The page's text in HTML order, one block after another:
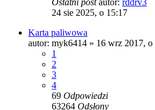
24 sie 2025, o 15:17
Karta paliwowa
autor: myk6414 » 16 wrz 2017, o
1
2
3
4
69 Odpowiedzi
63264 Odsłony